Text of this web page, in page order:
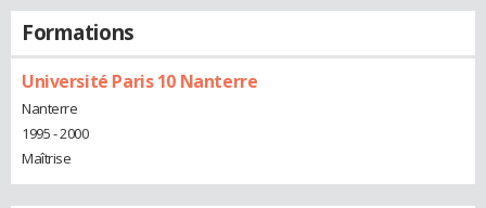
Formations
Université Paris 10 Nanterre
Nanterre
1995 - 2000
Maîtrise